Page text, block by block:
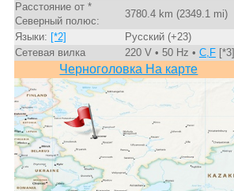
Расстояние от *
Северный полюс:
3780.4 km (2349.1 mi)
Языки: [*2]
Русский (+23)
Сетевая вилка
220 V • 50 Hz • C,F[*3]
Черноголовка На карте